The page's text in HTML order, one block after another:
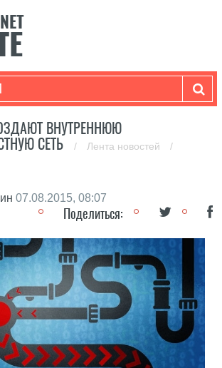
ВНУТРЕННЮЮ
СЕТЬ
/ Лента новостей
/
07.08.2015, 08:07
Поделиться: